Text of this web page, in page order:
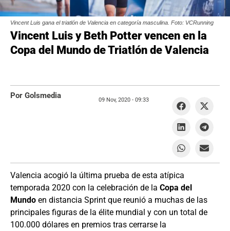
Vincent Luis gana el triatlón de Valencia en categoría masculina. Foto: VCRunning
Vincent Luis y Beth Potter vencen en la
Copa del Mundo de Triatlón de Valencia
Valencia acogió la última prueba de esta atípica
temporada 2020 con la celebración de la Copa del
Mundo en distancia Sprint que reunió a muchas de las
principales figuras de la élite mundial y con un total de
100.000 dólares en premios tras cerrarse la
Por Golsmedia 09 Nov, 2020 - 09:33